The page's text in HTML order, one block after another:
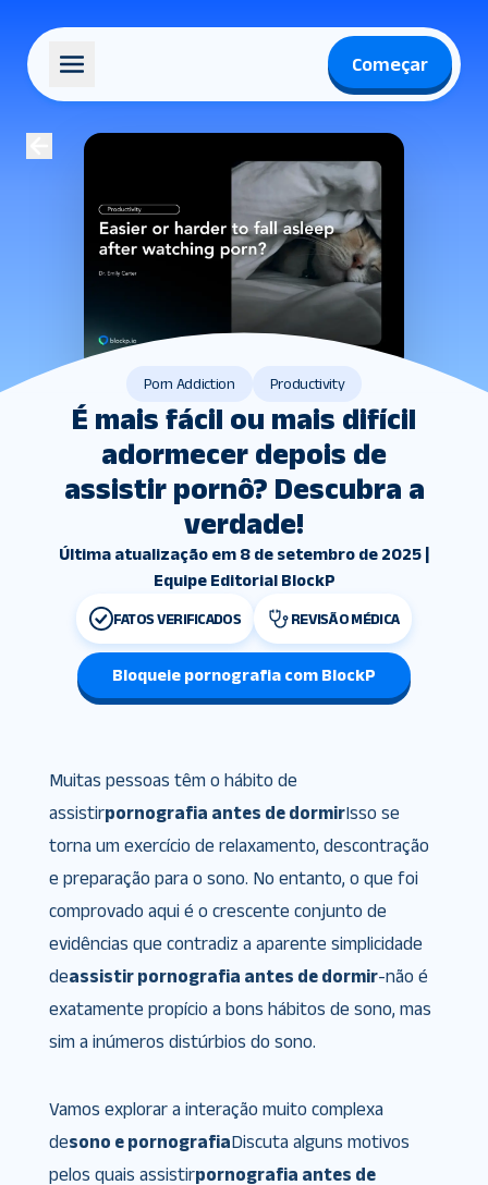
Começar
Porn Addiction Productivity
É mais fácil ou mais difícil
adormecer depois de
assistir pornô? Descubra a
verdade!
Última atualização em 8 de setembro de 2025 |
Equipe Editorial BlockP
FATOS VERIFICADOS REVISÃO MÉDICA
Bloqueie pornografia com BlockP
Muitas pessoas têm o hábito de
assistirpornografia antes de dormirIsso se
torna um exercício de relaxamento, descontração
e preparação para o sono. No entanto, o que foi
comprovado aqui é o crescente conjunto de
evidências que contradiz a aparente simplicidade
deassistir pornografia antes de dormir-não é
exatamente propício a bons hábitos de sono, mas
sim a inúmeros distúrbios do sono.
Vamos explorar a interação muito complexa
desono e pornografiaDiscuta alguns motivos
pelos quais assistirpornografia antes de